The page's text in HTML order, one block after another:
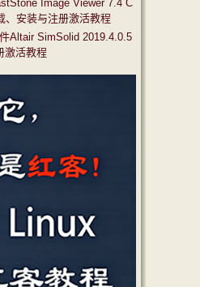
Image Viewer 7.4 C
、安装与注册激活教程
Altair SimSolid 2019.4.0.5
激活教程